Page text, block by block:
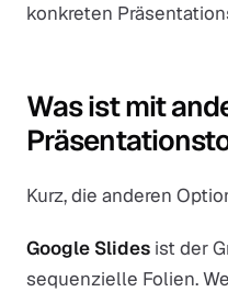
konkreten
Was ist mit
Kurz, die anderen
Google Slides ist der
sequenzielle Folien.